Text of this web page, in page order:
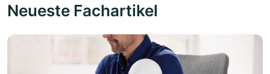
Neueste Fachartikel